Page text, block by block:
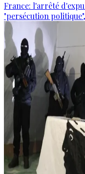
France: l'arrêté
"persécution